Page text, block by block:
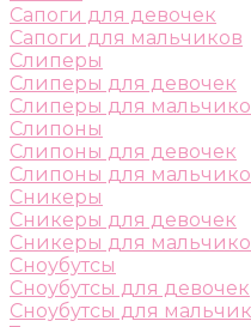
Сапоги для девочек
Сапоги для мальчиков
Слиперы
Слиперы для девочек
Слиперы для
Слипоны
Слипоны для девочек
Слипоны для
Сникеры
Сникеры для девочек
Сникеры для
Сноубутсы
Сноубутсы для девочек
Сноубутсы для